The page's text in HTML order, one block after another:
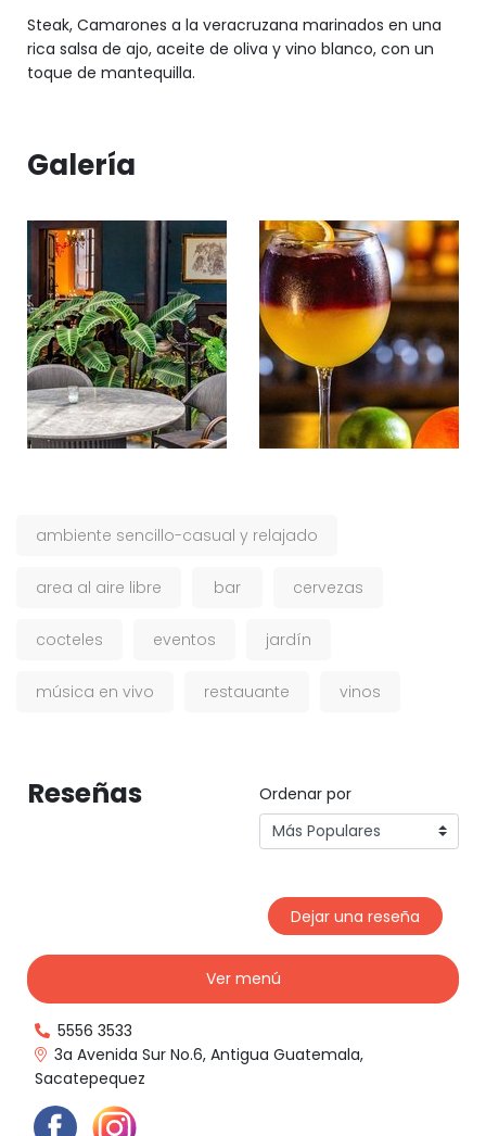
Steak, Camarones a la veracruzana marinados en una
rica salsa de ajo, aceite de oliva y vino blanco, con un
toque de mantequilla.
Galería
ambiente sencillo-casual y relajado
area al aire libre bar cervezas
cocteles eventos jardín
música en vivo restauante vinos
Reseñas Ordenar por
Dejar una reseña
Ver menú
5556 3533
3a Avenida Sur No.6, Antigua Guatemala,
Sacatepequez